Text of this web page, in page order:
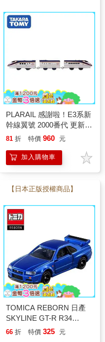
PLARAIL 感謝啦！E3系新
幹線翼號 2000番代 更新塗
裝 PLARAIL小火車 新幹線
81 折 特價 960 元
加入購物車
【日本正版授權商品】
TOMICA REBORN 日產
SKYLINE GT-R R34
NISSAN 玩具車 多美小汽
66 折 特價 325 元